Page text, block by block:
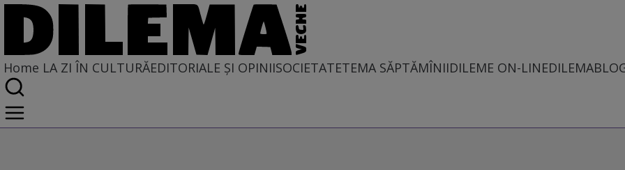
Home LA ZI ÎN CULTURĂEDITORIALE ȘI OPINIISOCIETATETEMA SĂPTĂMÎNIIDILEME ON-LINE